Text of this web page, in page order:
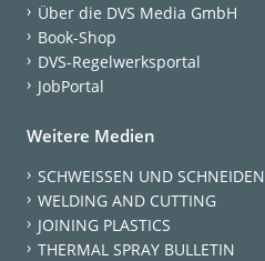
Über die DVS Media GmbH
Book-Shop
DVS-Regelwerksportal
JobPortal
Weitere Medien
SCHWEISSEN UND SCHNEIDEN
WELDING AND CUTTING
JOINING PLASTICS
THERMAL SPRAY BULLETIN